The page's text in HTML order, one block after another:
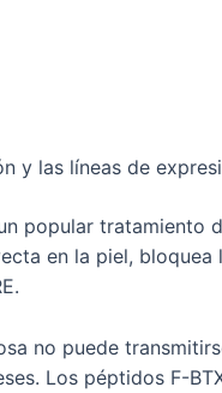
y las líneas de
popular tratamiento
en la piel,
no puede
Los péptidos F-